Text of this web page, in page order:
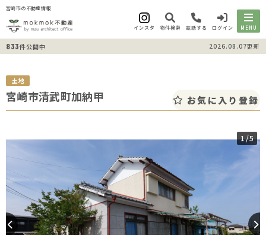
宮崎市の不動産情報
インスタ 物件検索 電話する ログイン MENU
833件公開中 2026.08.07更新
土地
宮崎市清武町加納甲 お気に入り登録
1/5